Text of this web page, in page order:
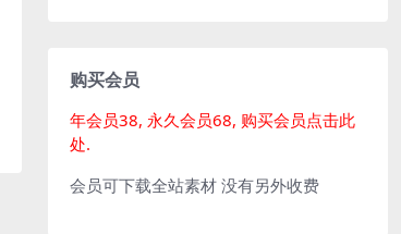
购买会员
年会员38, 永久会员68, 购买会员点击此
处.
会员可下载全站素材 没有另外收费